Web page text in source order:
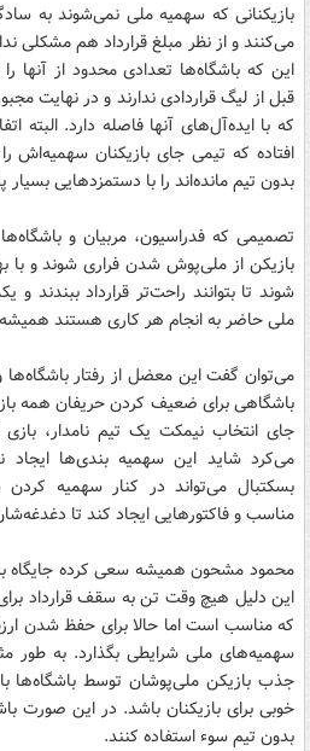
بازیکنانی که سهمیه ملی نمی‌شوند به
می‌کنند و از نظر مبلغ قرارداد هم مشکلی
این که باشگاه‌ها تعدادی محدود از آنها
قبل از لیگ قراردادی ندارند و در نهایت
که با ایده‌آل‌های آنها فاصله دارد.
افتاده که تیمی جای بازیکنان سهمیه‌اش
بدون تیم مانده‌اند را با دستمزد‌هایی
تصمیمی که فدراسیون، مربیان و
بازیکن از ملی‌پوش شدن فراری شوند و با
شوند تا بتوانند راحت‌تر قرارداد
‌ملی حاضر به انجام هر کاری هستند همیشه
می‌توان گفت این معضل از رفتار
باشگاهی برای ضعیف کردن حریفان همه
جای انتخاب نیمکت یک تیم نامدار،
می‌کرد شاید این سهمیه بندی‌ها
بسکتبال می‌تواند در کنار سهمیه کردن
مناسب و فاکتورهایی ایجاد کند تا
محمود مشحون همیشه سعی کرده جایگاه
این دلیل هیچ وقت تن به سقف قرارداد
که مناسب است اما حالا برای حفظ شدن
سهمیه‌های ملی شرایطی بگذارد. به طور
جذب بازیکن ملی‌پوشان توسط باشگاه‌ها با
خوبی برای بازیکنان باشد. در این صورت
بدون تیم سوء استفاده کنند.